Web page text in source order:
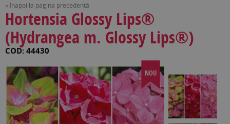
« Înapoi la pagina precedentă
Hortensia Glossy Lips®
(Hydrangea m. Glossy Lips®)
COD: 44430
NOU